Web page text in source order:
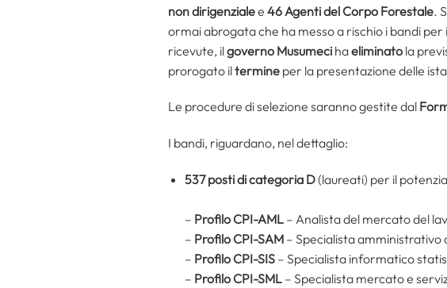
non dirigenzialee 46 Agenti del Corpo Forestale.
ormai abrogata che ha messo a rischio i bandi
ricevute, ilgoverno Musumeci haeliminato la
prorogato iltermine per la presentazione delle
Le procedure di selezione saranno gestite dal
I bandi, riguardano, nel dettaglio:
537 posti di categoria D(laureati) per il
– Profilo CPI-AML– Analista del mercato del
– Profilo CPI-SAM– Specialista amministrativo
– Profilo CPI-SIS– Specialista informatico
– Profilo CPI-SML– Specialista mercato e